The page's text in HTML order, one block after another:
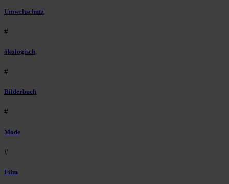
Umweltschutz
#
ökologisch
#
Bilderbuch
#
Mode
#
Film